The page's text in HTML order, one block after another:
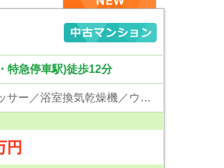
特急停車駅)徒歩12分
東京電力／公営水道／都市ガス／下水／対面キッチン／追い焚き／シャンプードレッサー／浴室換気乾燥機／ウォシュレット／システムキッチン／食器洗浄乾燥器／浄水器／ウォークインクローゼット／クローゼット／オートロック／エレベータ／ペット相談
円